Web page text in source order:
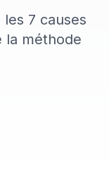
7 causes
la méthode